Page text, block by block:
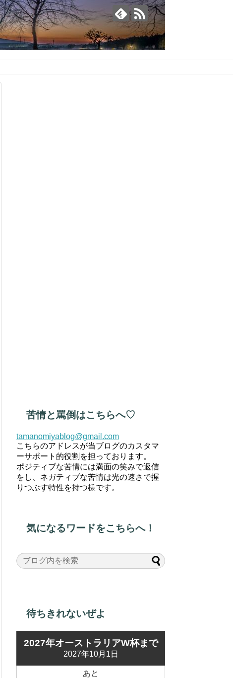
苦情と罵倒はこちらへ♡
tamanomiyablog@gmail.com
こちらのアドレスが当ブログのカスタマ
ーサポート的役割を担っております。
ポジティブな苦情には満面の笑みで返信
をし、ネガティブな苦情は光の速さで握
りつぶす特性を持つ様です。
気になるワードをこちらへ！
待ちきれないぜよ
2027年オーストラリアW杯まで
2027年10月1日
あと